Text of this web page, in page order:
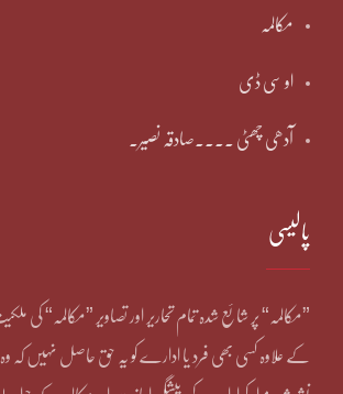
مکالمہ
او سی ڈی
آدھی چھٹی ۔۔۔۔صادقہ نصیر۔
پالیسی
”مکالمہ“ پر شائع شدہ تمام تحاریر اور تصاویر ”مکالمہ“
کے علاوہ کسی بھی فرد یا ادارے کو یہ حق حاصل نہیں کہ وہ